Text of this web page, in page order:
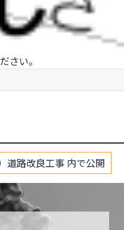
さい。
道路改良工事 内で公開